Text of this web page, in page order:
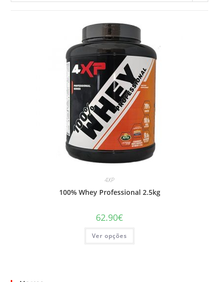
4XP
100% Whey Professional 2.5kg
62.90€
Ver opções
This
has